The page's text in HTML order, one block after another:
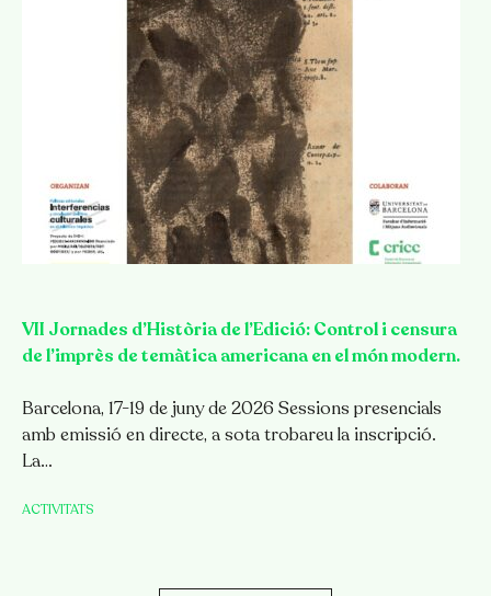
VII Jornades d’Història de l’Edició: Control i censura
de l’imprès de temàtica americana en el món modern.
Barcelona, 17-19 de juny de 2026 Sessions presencials
amb emissió en directe, a sota trobareu la inscripció.
La…
ACTIVITATS